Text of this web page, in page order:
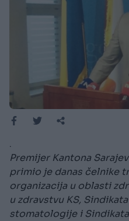
.
Premijer Kantona
primio je danas čelnike
organizacija u oblasti
u zdravstvu KS,
stomatologije i